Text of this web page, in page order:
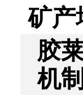
矿产
胶
机